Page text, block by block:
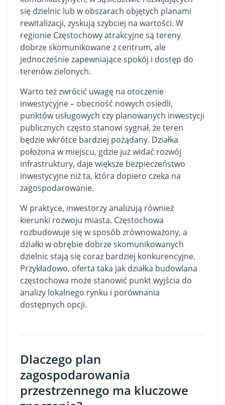
się dzielnic lub w obszarach objętych planami
rewitalizacji, zyskują szybciej na wartości. W
regionie Częstochowy atrakcyjne są tereny
dobrze skomunikowane z centrum, ale
jednocześnie zapewniające spokój i dostęp do
terenów zielonych.
Warto też zwrócić uwagę na otoczenie
inwestycyjne – obecność nowych osiedli,
punktów usługowych czy planowanych inwestycji
publicznych często stanowi sygnał, że teren
będzie wkrótce bardziej pożądany. Działka
położona w miejscu, gdzie już widać rozwój
infrastruktury, daje większe bezpieczeństwo
inwestycyjne niż ta, która dopiero czeka na
zagospodarowanie.
W praktyce, inwestorzy analizują również
kierunki rozwoju miasta. Częstochowa
rozbudowuje się w sposób zrównoważony, a
działki w obrębie dobrze skomunikowanych
dzielnic stają się coraz bardziej konkurencyjne.
Przykładowo, oferta taka jak działka budowlana
częstochowa może stanowić punkt wyjścia do
analizy lokalnego rynku i porównania
dostępnych opcji.
Dlaczego plan
zagospodarowania
przestrzennego ma kluczowe